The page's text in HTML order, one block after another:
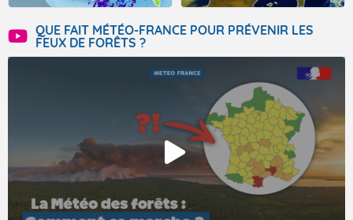
QUE FAIT MÉTÉO-FRANCE POUR PRÉVENIR LES
FEUX DE FORÊTS ?